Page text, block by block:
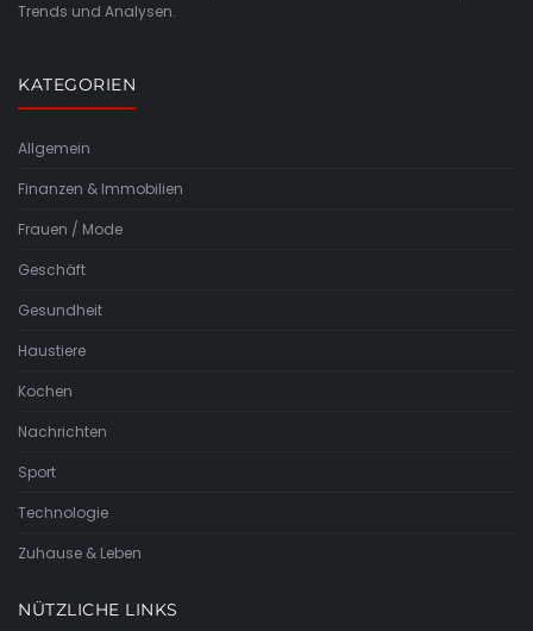
Trends und Analysen.
KATEGORIEN
Allgemein
Finanzen & Immobilien
Frauen / Mode
Geschäft
Gesundheit
Haustiere
Kochen
Nachrichten
Sport
Technologie
Zuhause & Leben
NÜTZLICHE LINKS